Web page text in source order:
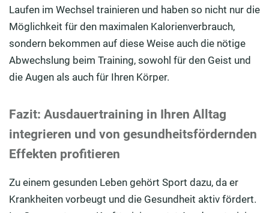
Laufen im Wechsel trainieren und haben so nicht nur die
Möglichkeit für den maximalen Kalorienverbrauch,
sondern bekommen auf diese Weise auch die nötige
Abwechslung beim Training, sowohl für den Geist und
die Augen als auch für Ihren Körper.
Fazit: Ausdauertraining in Ihren Alltag
integrieren und von gesundheitsfördernden
Effekten profitieren
Zu einem gesunden Leben gehört Sport dazu, da er
Krankheiten vorbeugt und die Gesundheit aktiv fördert.